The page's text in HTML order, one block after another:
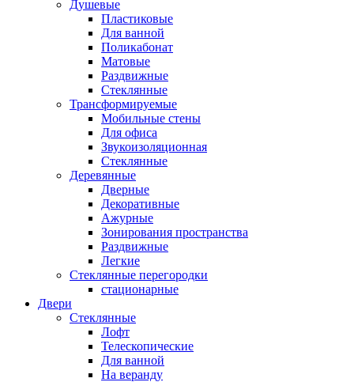
Душевые
Пластиковые
Для ванной
Поликабонат
Матовые
Раздвижные
Стеклянные
Трансформируемые
Мобильные стены
Для офиса
Звукоизоляционная
Стеклянные
Деревянные
Дверные
Декоративные
Ажурные
Зонирования пространства
Раздвижные
Легкие
Стеклянные перегородки
стационарные
Двери
Стеклянные
Лофт
Телескопические
Для ванной
На веранду